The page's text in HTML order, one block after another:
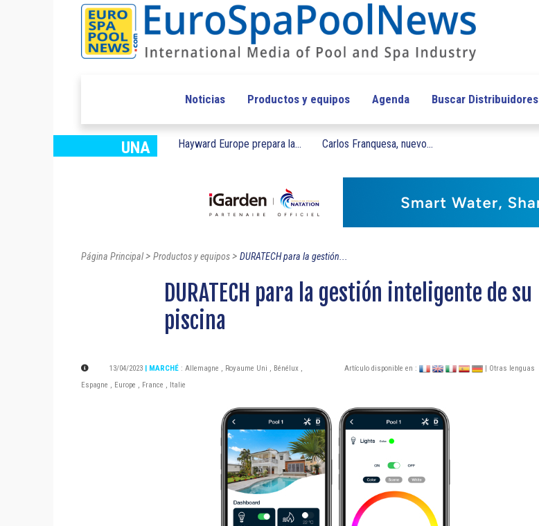
Noticias Productos y equipos Agenda Buscar Distribuidores
UNA Hayward Europe prepara la... Carlos Franquesa, nuevo...
Página Principal> Productos y equipos> DURATECH para la gestión...
DURATECH para la gestión inteligente de su
piscina
13/04/2023 | MARCHÉ : Allemagne , Royaume Uni , Bénélux ,
Espagne , Europe , France , Italie
Artículo disponible en : | Otras lenguas